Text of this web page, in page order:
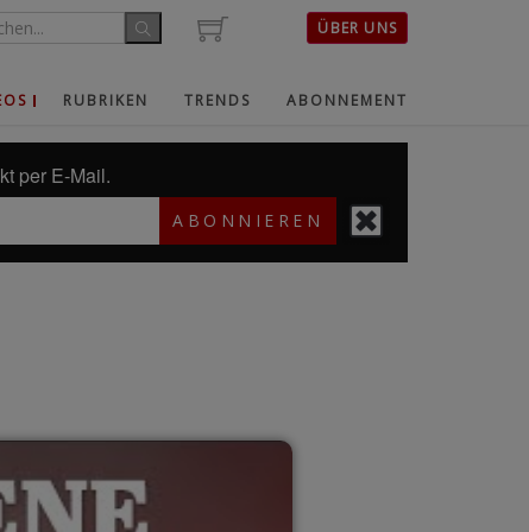
ÜBER UNS
RUBRIKEN TRENDS ABONNEMENT
per E-Mail.
ABONNIEREN